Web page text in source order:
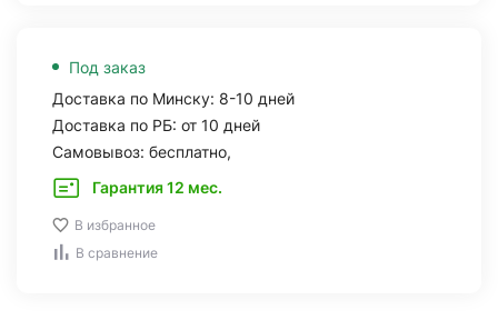
Под заказ
Доставка по Минску: 8-10 дней
Доставка по РБ: от 10 дней
Самовывоз: бесплатно,
Гарантия 12 мес.
В избранное
В сравнение